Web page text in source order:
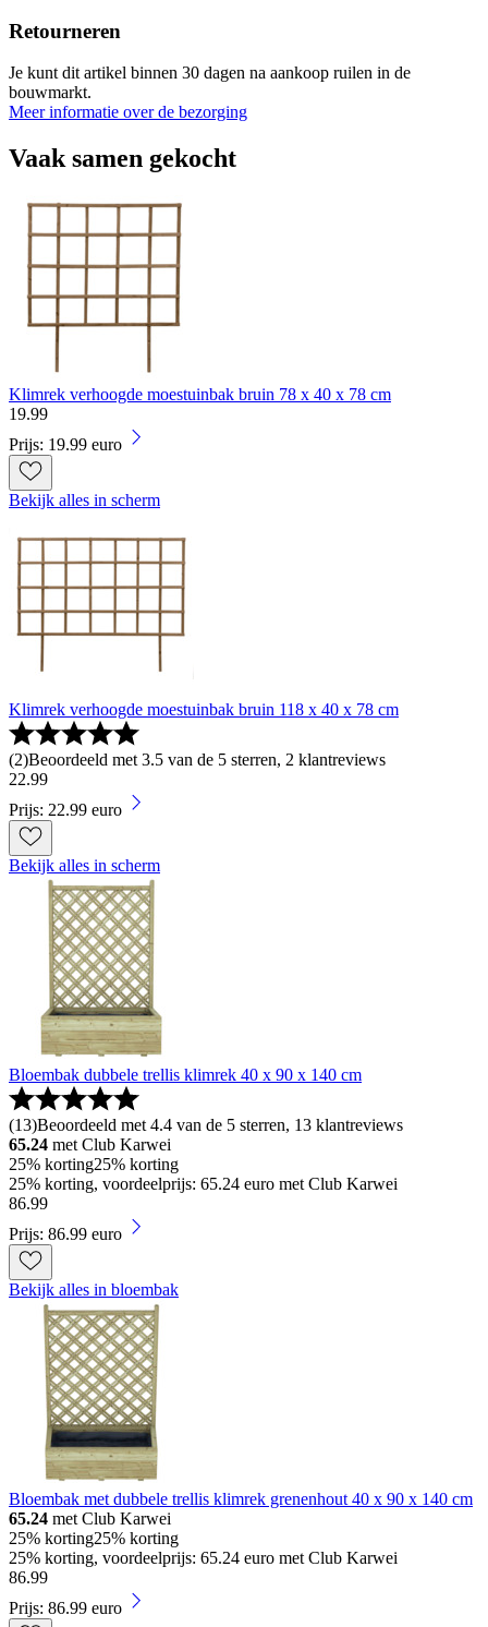
Retourneren
Je kunt dit artikel binnen 30 dagen na aankoop ruilen in de
bouwmarkt.
Meer informatie over de bezorging
Vaak samen gekocht
Klimrek verhoogde moestuinbak bruin 78 x 40 x 78 cm
19.99
Prijs: 19.99 euro
Bekijk alles in scherm
Klimrek verhoogde moestuinbak bruin 118 x 40 x 78 cm
(2)Beoordeeld met 3.5 van de 5 sterren, 2 klantreviews
22.99
Prijs: 22.99 euro
Bekijk alles in scherm
Bloembak dubbele trellis klimrek 40 x 90 x 140 cm
(13)Beoordeeld met 4.4 van de 5 sterren, 13 klantreviews
65.24 met Club Karwei
25% korting25% korting
25% korting, voordeelprijs: 65.24 euro met Club Karwei
86.99
Prijs: 86.99 euro
Bekijk alles in bloembak
Bloembak met dubbele trellis klimrek grenenhout 40 x 90 x 140 cm
65.24 met Club Karwei
25% korting25% korting
25% korting, voordeelprijs: 65.24 euro met Club Karwei
86.99
Prijs: 86.99 euro